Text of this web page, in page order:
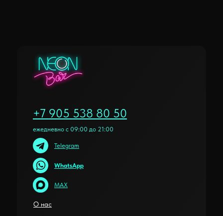
+7 905 538 80 50
ежедневно с 09:00 до 21:00
О нас
Telegram
WhatsApp
MAX